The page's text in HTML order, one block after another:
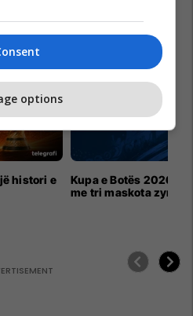
2026
histori e
Kupa e Botës 2026
me tri maskota zyrtare
options